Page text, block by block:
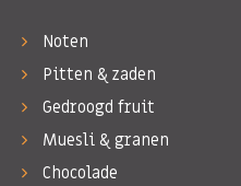
Noten
Pitten & zaden
Gedroogd fruit
Muesli & granen
Chocolade